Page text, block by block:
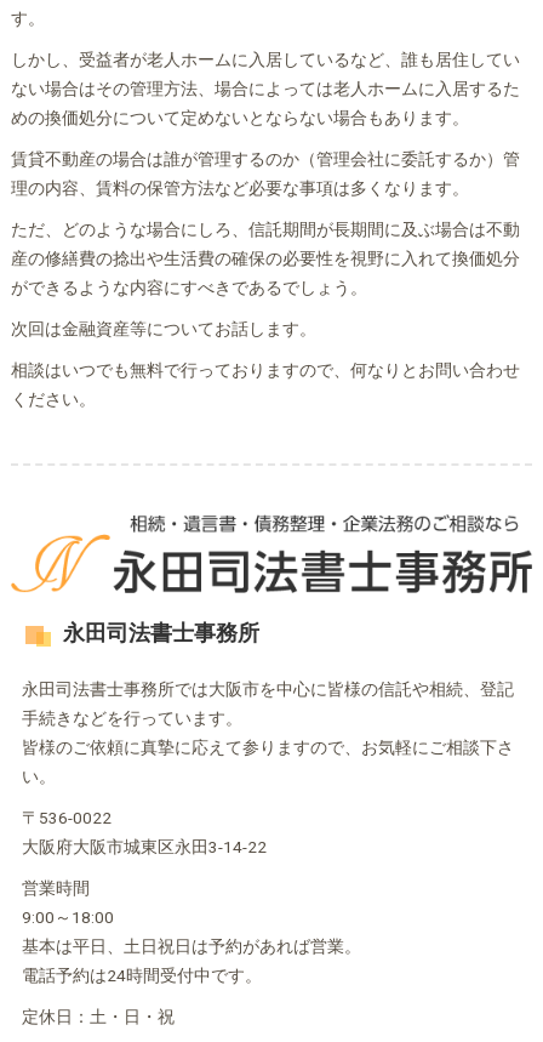
す。
しかし、受益者が老人ホームに入居しているなど、誰も居住してい
ない場合はその管理方法、場合によっては老人ホームに入居するた
めの換価処分について定めないとならない場合もあります。
賃貸不動産の場合は誰が管理するのか（管理会社に委託するか）管
理の内容、賃料の保管方法など必要な事項は多くなります。
ただ、どのような場合にしろ、信託期間が長期間に及ぶ場合は不動
産の修繕費の捻出や生活費の確保の必要性を視野に入れて換価処分
ができるような内容にすべきであるでしょう。
次回は金融資産等についてお話します。
相談はいつでも無料で行っておりますので、何なりとお問い合わせ
ください。
永田司法書士事務所
永田司法書士事務所では大阪市を中心に皆様の信託や相続、登記
手続きなどを行っています。
皆様のご依頼に真摯に応えて参りますので、お気軽にご相談下さ
い。
〒536-0022
大阪府大阪市城東区永田3-14-22
営業時間
9:00～18:00
基本は平日、土日祝日は予約があれば営業。
電話予約は24時間受付中です。
定休日：土・日・祝